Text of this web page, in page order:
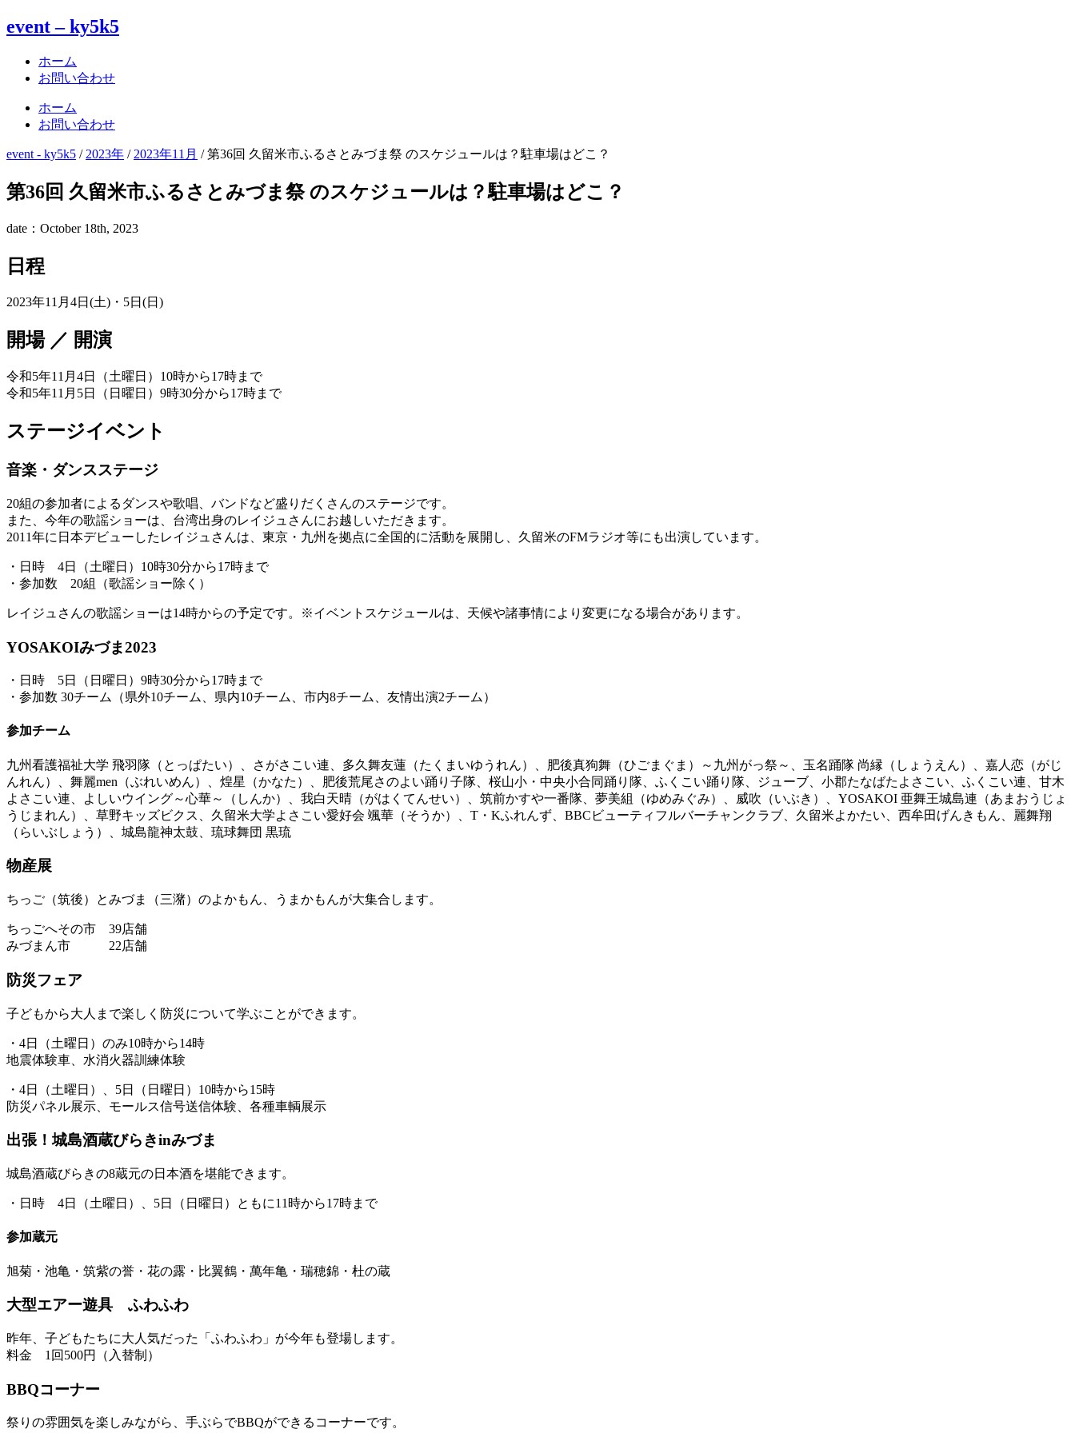
event – ky5k5
ホーム
お問い合わせ
ホーム
お問い合わせ
event - ky5k5 / 2023年 / 2023年11月 /第36回 久留米市ふるさとみづま祭 のスケジュールは？駐車場はどこ？
第36回 久留米市ふるさとみづま祭 のスケジュールは？駐車場はどこ？
date：October 18th, 2023
日程
2023年11月4日(土)・5日(日)
開場 ／ 開演
令和5年11月4日（土曜日）10時から17時まで
令和5年11月5日（日曜日）9時30分から17時まで
ステージイベント
音楽・ダンスステージ
20組の参加者によるダンスや歌唱、バンドなど盛りだくさんのステージです。
また、今年の歌謡ショーは、台湾出身のレイジュさんにお越しいただきます。
2011年に日本デビューしたレイジュさんは、東京・九州を拠点に全国的に活動を展開し、久留米のFMラジオ等にも出演しています。
・日時 4日（土曜日）10時30分から17時まで
・参加数 20組（歌謡ショー除く）
レイジュさんの歌謡ショーは14時からの予定です。※イベントスケジュールは、天候や諸事情により変更になる場合があります。
YOSAKOIみづま2023
・日時 5日（日曜日）9時30分から17時まで
・参加数 30チーム（県外10チーム、県内10チーム、市内8チーム、友情出演2チーム）
参加チーム
九州看護福祉大学 飛羽隊（とっぱたい）、さがさこい連、多久舞友蓮（たくまいゆうれん）、肥後真狗舞（ひごまぐま）～九州がっ祭～、玉名踊隊 尚縁（しょうえん）、嘉人恋（がじ
んれん）、舞麗men（ぶれいめん）、煌星（かなた）、肥後荒尾さのよい踊り子隊、桜山小・中央小合同踊り隊、ふくこい踊り隊、ジューブ、小郡たなばたよさこい、ふくこい連、甘木
よさこい連、よしいウイング～心華～（しんか）、我白天晴（がはくてんせい）、筑前かすや一番隊、夢美組（ゆめみぐみ）、威吹（いぶき）、YOSAKOI 亜舞王城島連（あまおうじょ
うじまれん）、草野キッズビクス、久留米大学よさこい愛好会 颯華（そうか）、T・Kふれんず、BBCビューティフルバーチャンクラブ、久留米よかたい、西牟田げんきもん、麗舞翔
（らいぶしょう）、城島龍神太鼓、琉球舞団 黒琉
物産展
ちっご（筑後）とみづま（三潴）のよかもん、うまかもんが大集合します。
ちっごへその市 39店舗
みづまん市 22店舗
防災フェア
子どもから大人まで楽しく防災について学ぶことができます。
・4日（土曜日）のみ10時から14時
地震体験車、水消火器訓練体験
・4日（土曜日）、5日（日曜日）10時から15時
防災パネル展示、モールス信号送信体験、各種車輌展示
出張！城島酒蔵びらきinみづま
城島酒蔵びらきの8蔵元の日本酒を堪能できます。
・日時 4日（土曜日）、5日（日曜日）ともに11時から17時まで
参加蔵元
旭菊・池亀・筑紫の誉・花の露・比翼鶴・萬年亀・瑞穂錦・杜の蔵
大型エアー遊具 ふわふわ
昨年、子どもたちに大人気だった「ふわふわ」が今年も登場します。
料金 1回500円（入替制）
BBQコーナー
祭りの雰囲気を楽しみながら、手ぶらでBBQができるコーナーです。